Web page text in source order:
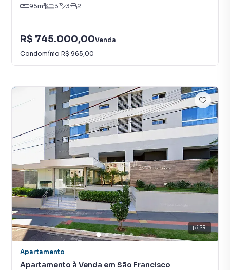
95m² 3 3 2
R$ 745.000,00Venda
Condomínio R$ 965,00
29
Apartamento
Apartamento à Venda em São Francisco